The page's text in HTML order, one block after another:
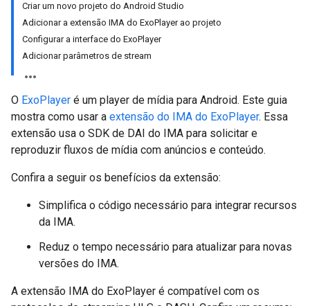
Criar um novo projeto do Android Studio
Adicionar a extensão IMA do ExoPlayer ao projeto
Configurar a interface do ExoPlayer
Adicionar parâmetros de stream
O ExoPlayer é um player de mídia para Android. Este guia
mostra como usar a extensão do IMA do ExoPlayer. Essa
extensão usa o SDK de DAI do IMA para solicitar e
reproduzir fluxos de mídia com anúncios e conteúdo.
Confira a seguir os benefícios da extensão:
Simplifica o código necessário para integrar recursos
da IMA.
Reduz o tempo necessário para atualizar para novas
versões do IMA.
A extensão IMA do ExoPlayer é compatível com os